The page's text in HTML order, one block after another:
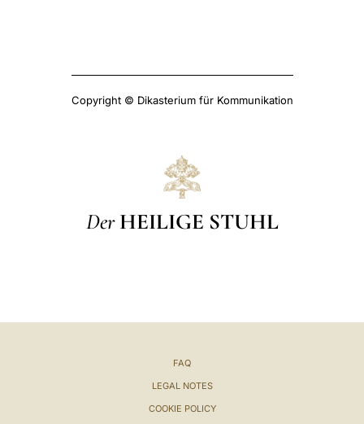
Copyright © Dikasterium für Kommunikation
Der HEILIGE STUHL
FAQ
LEGAL NOTES
COOKIE POLICY